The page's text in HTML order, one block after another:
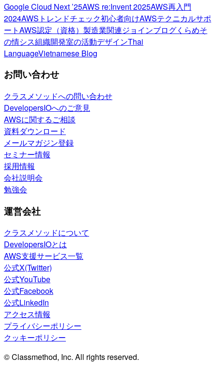
Google Cloud Next ’25AWS re:Invent 2025AWS再入門
2024AWSトレンドチェック初心者向けAWSテクニカルサポ
ートAWS認定（資格） 製造業関連ジョインブログくらめそ
の情シス組織開発室の活動デザインThai
LanguageVietnamese Blog
お問い合わせ
クラスメソッドへの問い合わせ
DevelopersIOへのご意見
AWSに関するご相談
資料ダウンロード
メールマガジン登録
セミナー情報
採用情報
会社説明会
勉強会
運営会社
クラスメソッドについて
DevelopersIOとは
AWS支援サービス一覧
公式X(Twitter)
公式YouTube
公式Facebook
公式LinkedIn
アクセス情報
プライバシーポリシー
クッキーポリシー
© Classmethod, Inc. All rights reserved.